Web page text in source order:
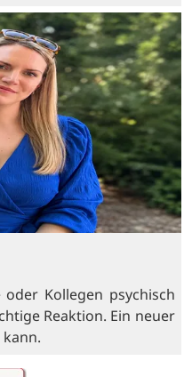
Kollegen psychisch
Reaktion. Ein neuer